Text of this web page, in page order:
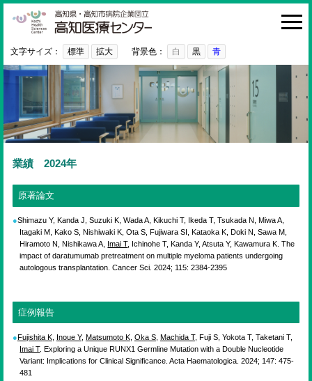
HOME
診療科・部門
外来
入院・お見舞い
病院紹介
医療関係者の方へ
利用ガイド
採用情報
ご意見・ご要望
検索
文字サイズ： 標準 拡大 背景色： 白 黒 青
業績 2024年
原著論文
Shimazu Y, Kanda J, Suzuki K, Wada A, Kikuchi T, Ikeda T, Tsukada N, Miwa A,
Itagaki M, Kako S, Nishiwaki K, Ota S, Fujiwara SI, Kataoka K, Doki N, Sawa M,
Hiramoto N, Nishikawa A, Imai T, Ichinohe T, Kanda Y, Atsuta Y, Kawamura K. The
impact of daratumumab pretreatment on multiple myeloma patients undergoing
autologous transplantation. Cancer Sci. 2024; 115: 2384-2395
症例報告
Fujishita K, Inoue Y, Matsumoto K, Oka S, Machida T, Fuji S, Yokota T, Taketani T,
Imai T. Exploring a Unique RUNX1 Germline Mutation with a Double Nucleotide
Variant: Implications for Clinical Significance. Acta Haematologica. 2024; 147: 475-
481